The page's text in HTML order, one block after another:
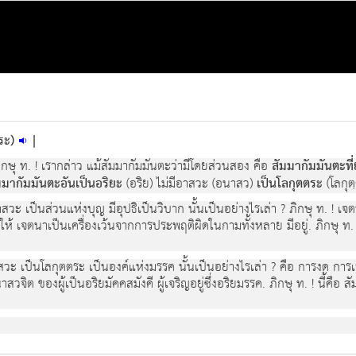
) |
ษุ ท. ! เรากล่าว แม้สัมมากัมมันตะว่ามีโดยส่วนสอง คือสัมมากัมมันตะที่
ากัมมันตะอันเป็นอริยะ (อริย) ไม่มีอาสวะ (อนาสว) เป็นโลกุตตระ (โลกุ
เป็นส่วนแห่งบุญ มีอุปธิเป็นวิบาก นั้นเป็นอย่างไรเล่า ? ภิกษุ ท. ! เจต
ให้ เจตนาเป็นเครื่องเว้นจากการประพฤติผิดในกามทั้งหลาย มีอยู่. ภิก
ป็นโลกุตตระ เป็นองค์แห่งมรรค นั้นเป็นอย่างไรเล่า ? คือ การงด การ
วจิต ของผู้เป็นอริยมัคคสมังคี ผู้เจริญอยู่ซึ่งอริยมรรค. ภิกษุ ท. ! นี้คือ